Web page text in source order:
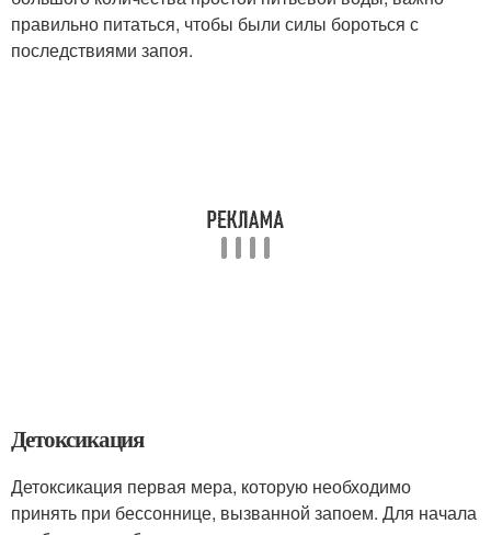
правильно питаться, чтобы были силы бороться с
последствиями запоя.
Детоксикация
Детоксикация первая мера, которую необходимо
принять при бессоннице, вызванной запоем. Для начала